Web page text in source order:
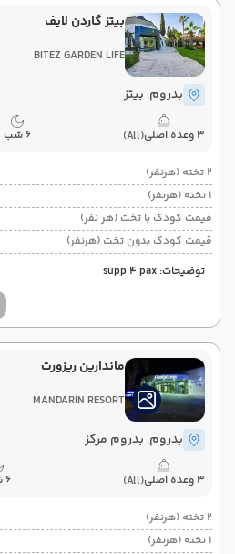
بیتز گاردن لایف
BITEZ GARDEN LIFE
بدروم, بیتز
3 وعده اصلی (All) 6 شب
2 تخته (هرنفر)
1 تخته (هرنفر)
قیمت کودک با تخت (هر نفر)
قیمت کودک بدون تخت (هرنفر)
توضیحات: supp 4 pax
ماندارین ریزورت
MANDARIN RESORT
بدروم, بدروم مرکز
3 وعده اصلی (All) 6 شب
2 تخته (هرنفر)
1 تخته (هرنفر)